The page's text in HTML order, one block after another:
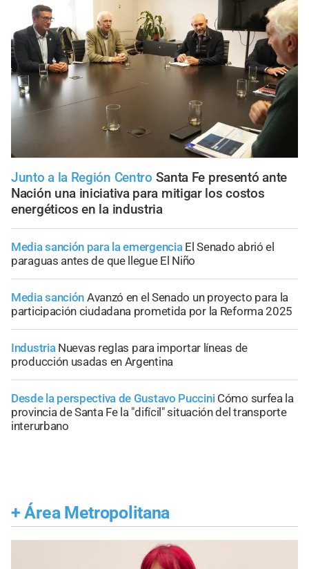
Junto a la Región Centro Santa Fe presentó ante
Nación una iniciativa para mitigar los costos
energéticos en la industria
Media sanción para la emergencia El Senado abrió el
paraguas antes de que llegue El Niño
Media sanción Avanzó en el Senado un proyecto para la
participación ciudadana prometida por la Reforma 2025
Industria Nuevas reglas para importar líneas de
producción usadas en Argentina
Desde la perspectiva de Gustavo Puccini Cómo surfea la
provincia de Santa Fe la "difícil" situación del transporte
interurbano
+ Área Metropolitana